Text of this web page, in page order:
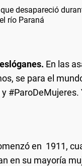
desapareció
río Paraná
En las
se para el
en 1911,
en su mayoría